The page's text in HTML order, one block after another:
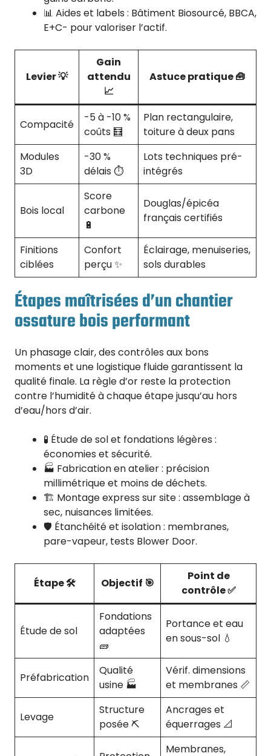
📊 Aides et labels : Bâtiment Biosourcé, BBCA,
E+C- pour valoriser l’actif.
Levier 💡
Gain
attendu
📈
Astuce pratique 🧰
Compacité
-5 à -10 %
coûts 🧮
Plan rectangulaire,
toiture à deux pans
Modules
3D
-30 %
délais ⏱️
Lots techniques pré-
intégrés
Bois local
Score
carbone
🔋
Douglas/épicéa
français certifiés
Finitions
ciblées
Confort
perçu ✨
Éclairage, menuiseries,
sols durables
Étapes maîtrisées d’un chantier
ossature bois performant
Un phasage clair, des contrôles aux bons
moments et une logistique fluide garantissent la
qualité finale. La règle d’or reste la protection
contre l’humidité à chaque étape jusqu’au hors
d’eau/hors d’air.
🧪 Étude de sol et fondations légères :
économies et sécurité.
🏭 Fabrication en atelier : précision
millimétrique et moins de déchets.
🏗️ Montage express sur site : assemblage à
sec, nuisances limitées.
🛡️ Étanchéité et isolation : membranes,
pare-vapeur, tests Blower Door.
Étape 🛠️ Objectif 🎯
Point de
contrôle ✅
Étude de sol
Fondations
adaptées
🧱
Portance et eau
en sous-sol 💧
Préfabrication
Qualité
usine 🏭
Vérif. dimensions
et membranes 📏
Levage
Structure
posée ⛏️
Ancrages et
équerrages 📐
Membranes,